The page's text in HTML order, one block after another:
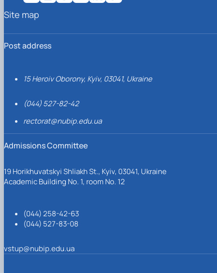
Post address
15 Heroiv Oborony, Kyiv, 03041, Ukraine
(044) 527-82-42
rectorat@nubip.edu.ua
Admissions Committee
19 Horikhuvatskyi Shliakh St., Kyiv, 03041, Ukraine
Academic Building No. 1, room No. 12
(044) 258-42-63
(044) 527-83-08
vstup@nubip.edu.ua
Site map